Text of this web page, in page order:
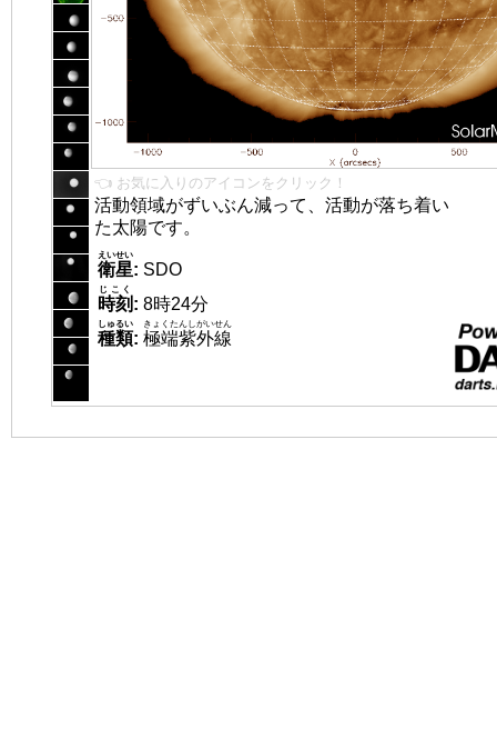
👈 お気に入りのアイコンをクリック！
活動領域がずいぶん減って、活動が落ち着い
た太陽です。
衛星
えいせい
: SDO
時刻
じこく
: 8時24分
種類
しゅるい
: 極端紫外線
きょくたんしがいせん